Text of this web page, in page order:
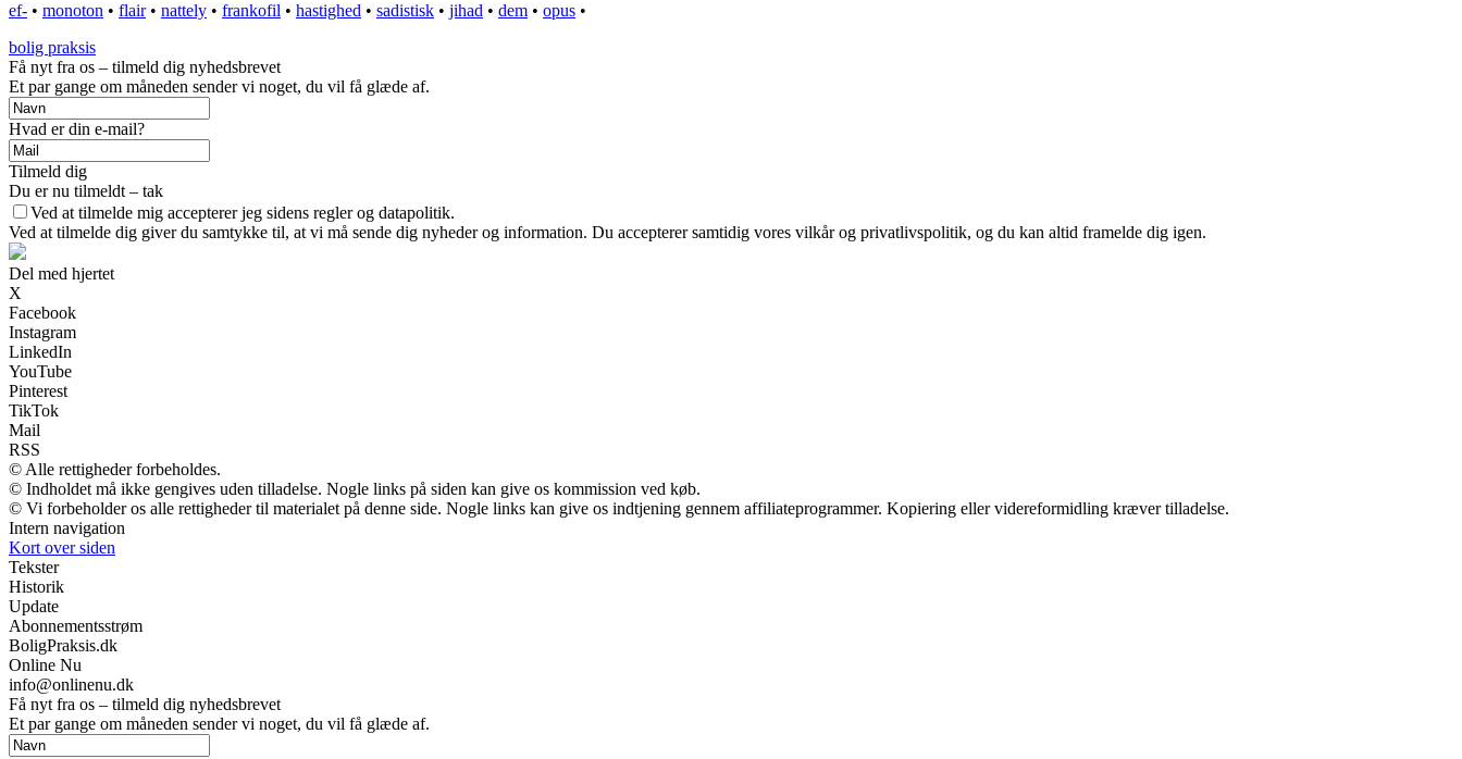
ef- • monoton • flair• nattely • frankofil • hastighed • sadistisk • jihad • dem • opus •
bolig praksis
Få nyt fra os – tilmeld dig nyhedsbrevet
Et par gange om måneden sender vi noget, du vil få glæde af.
Hvad er din e-mail?
Tilmeld dig
Du er nu tilmeldt – tak
Ved at tilmelde mig accepterer jeg sidens regler og datapolitik.
Ved at tilmelde dig giver du samtykke til, at vi må sende dig nyheder og information. Du accepterer samtidig vores vilkår og privatlivspolitik, og du kan altid framelde dig igen.
Del med hjertet
X
Facebook
Instagram
LinkedIn
YouTube
Pinterest
TikTok
Mail
RSS
© Alle rettigheder forbeholdes.
© Indholdet må ikke gengives uden tilladelse. Nogle links på siden kan give os kommission ved køb.
© Vi forbeholder os alle rettigheder til materialet på denne side. Nogle links kan give os indtjening gennem affiliateprogrammer. Kopiering eller videreformidling kræver tilladelse.
Intern navigation
Kort over siden
Tekster
Historik
Update
Abonnementsstrøm
BoligPraksis.dk
Online Nu
info@onlinenu.dk
Få nyt fra os – tilmeld dig nyhedsbrevet
Et par gange om måneden sender vi noget, du vil få glæde af.